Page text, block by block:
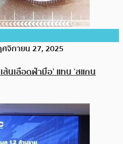
จิกายน 27, 2025
ส้นเลือดฝ่ามือ’ แทน ‘สแกน